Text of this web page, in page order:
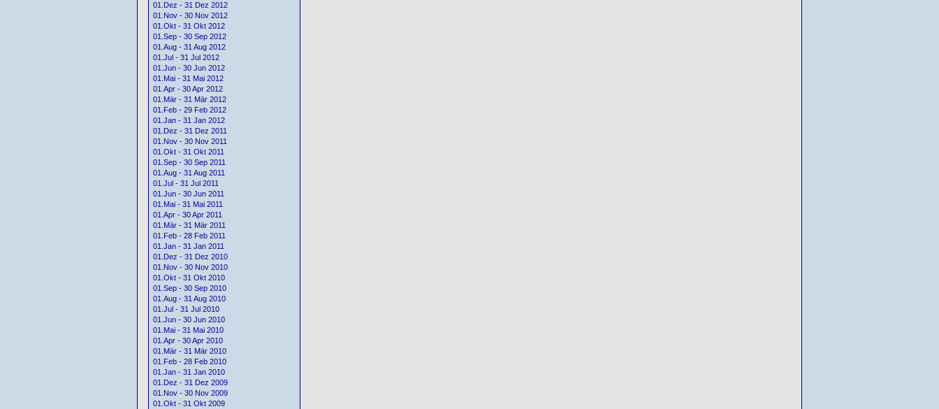
01.Dez - 31 Dez 2012
01.Nov - 30 Nov 2012
01.Okt - 31 Okt 2012
01.Sep - 30 Sep 2012
01.Aug - 31 Aug 2012
01.Jul - 31 Jul 2012
01.Jun - 30 Jun 2012
01.Mai - 31 Mai 2012
01.Apr - 30 Apr 2012
01.Mär - 31 Mär 2012
01.Feb - 29 Feb 2012
01.Jan - 31 Jan 2012
01.Dez - 31 Dez 2011
01.Nov - 30 Nov 2011
01.Okt - 31 Okt 2011
01.Sep - 30 Sep 2011
01.Aug - 31 Aug 2011
01.Jul - 31 Jul 2011
01.Jun - 30 Jun 2011
01.Mai - 31 Mai 2011
01.Apr - 30 Apr 2011
01.Mär - 31 Mär 2011
01.Feb - 28 Feb 2011
01.Jan - 31 Jan 2011
01.Dez - 31 Dez 2010
01.Nov - 30 Nov 2010
01.Okt - 31 Okt 2010
01.Sep - 30 Sep 2010
01.Aug - 31 Aug 2010
01.Jul - 31 Jul 2010
01.Jun - 30 Jun 2010
01.Mai - 31 Mai 2010
01.Apr - 30 Apr 2010
01.Mär - 31 Mär 2010
01.Feb - 28 Feb 2010
01.Jan - 31 Jan 2010
01.Dez - 31 Dez 2009
01.Nov - 30 Nov 2009
01.Okt - 31 Okt 2009